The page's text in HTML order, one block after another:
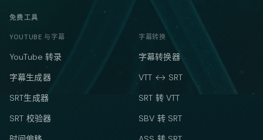
免费工具
YOUTUBE 与字幕
YouTube 转录
字幕生成器
SRT生成器
SRT 校验器
字幕转换
字幕转换器
VTT ↔ SRT
SRT 转 VTT
SBV 转 SRT